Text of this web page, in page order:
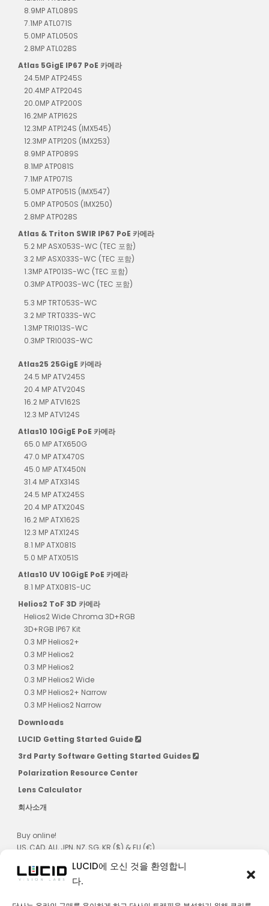
LUCID에 오신 것을 환영합니
다.
8.9MP ATL089S
7.1MP ATL071S
5.0MP ATL050S
2.8MP ATL028S
Atlas 5GigE IP67 PoE 카메라
24.5MP ATP245S
20.4MP ATP204S
20.0MP ATP200S
16.2MP ATP162S
12.3MP ATP124S (IMX545)
12.3MP ATP120S (IMX253)
8.9MP ATP089S
8.1MP ATP081S
7.1MP ATP071S
5.0MP ATP051S (IMX547)
5.0MP ATP050S (IMX250)
2.8MP ATP028S
Atlas & Triton SWIR IP67 PoE 카메라
5.2 MP ASX053S-WC (TEC 포함)
3.2 MP ASX033S-WC (TEC 포함)
1.3MP ATP013S-WC (TEC 포함)
0.3MP ATP003S-WC (TEC 포함)
5.3 MP TRT053S-WC
3.2 MP TRT033S-WC
1.3MP TRI013S-WC
0.3MP TRI003S-WC
Atlas25 25GigE 카메라
24.5 MP ATV245S
20.4 MP ATV204S
16.2 MP ATV162S
12.3 MP ATV124S
Atlas10 10GigE PoE 카메라
65.0 MP ATX650G
47.0 MP ATX470S
45.0 MP ATX450N
31.4 MP ATX314S
24.5 MP ATX245S
20.4 MP ATX204S
16.2 MP ATX162S
12.3 MP ATX124S
8.1 MP ATX081S
5.0 MP ATX051S
Atlas10 UV 10GigE PoE 카메라
8.1 MP ATX081S-UC
Helios2 ToF 3D 카메라
Helios2 Wide Chroma 3D+RGB
3D+RGB IP67 Kit
0.3 MP Helios2+
0.3 MP Helios2
0.3 MP Helios2
0.3 MP Helios2 Wide
0.3 MP Helios2+ Narrow
0.3 MP Helios2 Narrow
Downloads
LUCID Getting Started Guide
3rd Party Software Getting Started Guides
Polarization Resource Center
Lens Calculator
회사소개
Buy online!
US, CAD, AU, JPN, NZ, SG, KR ($) & EU (€)